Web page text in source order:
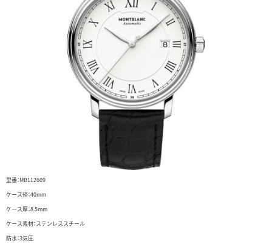
型番：MB112609
ケース径：40mm
ケース厚：8.5mm
ケース素材：ステンレススチール
防水：3気圧